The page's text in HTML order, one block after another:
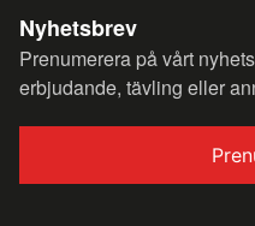
Nyhetsbrev
Prenumerera på vårt
erbjudande, tävling eller